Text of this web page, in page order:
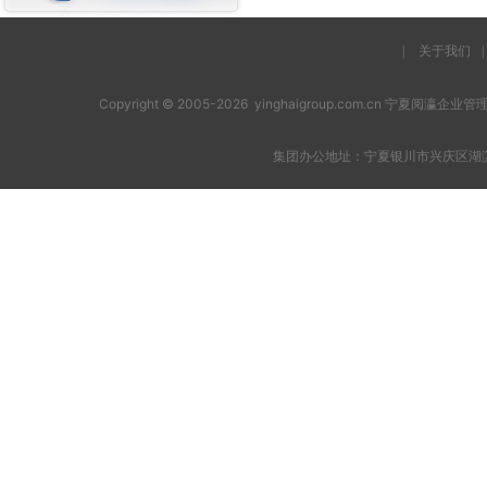
关于我们
Copyright © 2005-2026 yinghaigroup.com.cn 宁夏阅瀛企业管
集团办公地址：宁夏银川市兴庆区